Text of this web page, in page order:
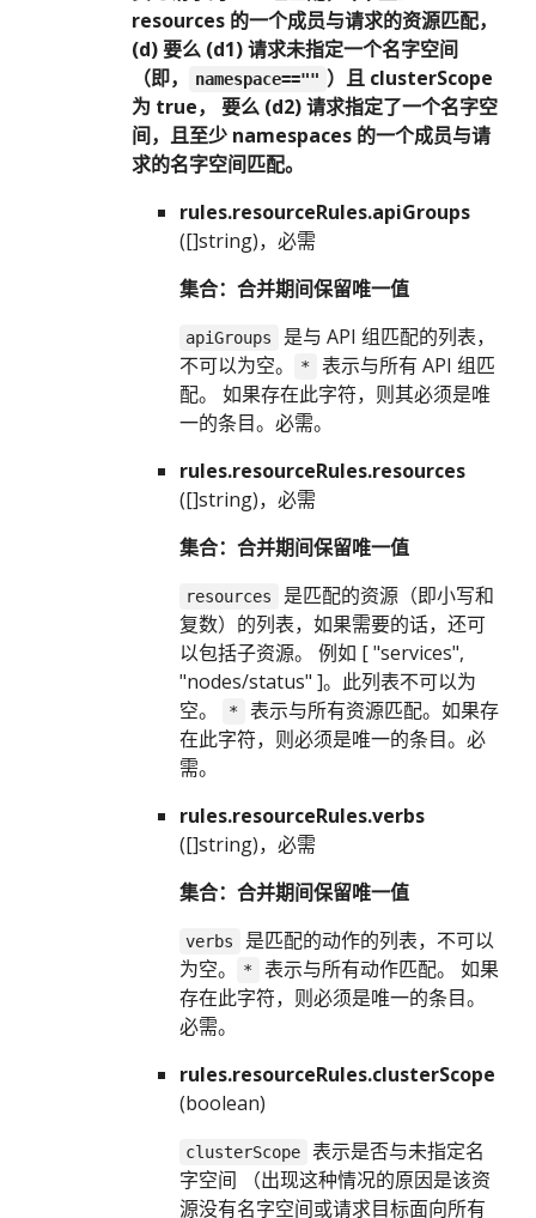
resources 的一个成员与请求的资源匹配，
(d) 要么 (d1) 请求未指定一个名字空间
（即，
namespace=="" ）且 clusterScope
为 true， 要么 (d2) 请求指定了一个名字空
间，且至少 namespaces 的一个成员与请
求的名字空间匹配。
rules.resourceRules.apiGroups
([]string)，必需
集合：合并期间保留唯一值
apiGroups
是与 API 组匹配的列表，
不可以为空。
*
表示与所有 API 组匹
配。 如果存在此字符，则其必须是唯
一的条目。必需。
rules.resourceRules.resources
([]string)，必需
集合：合并期间保留唯一值
resources
是匹配的资源（即小写和
复数）的列表，如果需要的话，还可
以包括子资源。 例如 [ "services",
"nodes/status" ]。此列表不可以为
空。
*
表示与所有资源匹配。如果存
在此字符，则必须是唯一的条目。必
需。
rules.resourceRules.verbs
([]string)，必需
集合：合并期间保留唯一值
verbs
是匹配的动作的列表，不可以
为空。
*
表示与所有动作匹配。 如果
存在此字符，则必须是唯一的条目。
必需。
rules.resourceRules.clusterScope
(boolean)
clusterScope
表示是否与未指定名
字空间 （出现这种情况的原因是该资
源没有名字空间或请求目标面向所有